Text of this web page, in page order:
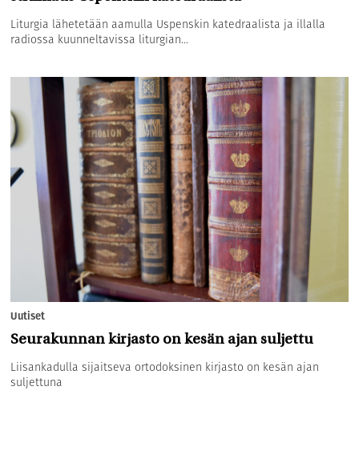
Liturgia lähetetään aamulla Uspenskin katedraalista ja illalla
radiossa kuunneltavissa liturgian...
Uutiset
Seurakunnan kirjasto on kesän ajan suljettu
Liisankadulla sijaitseva ortodoksinen kirjasto on kesän ajan
suljettuna